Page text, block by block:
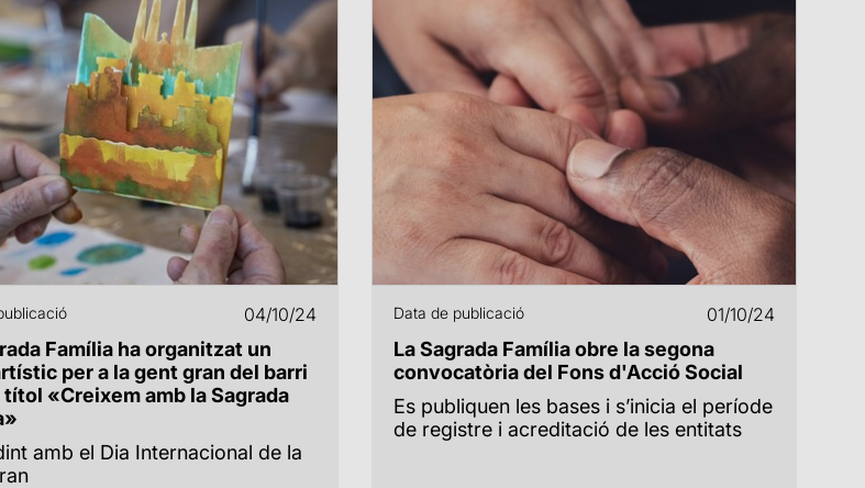
04/10/24
Família ha organitzat un
per a la gent gran del barri
títol «Creixem amb la Sagrada
amb el Dia Internacional de la
Data de publicació 01/10/24
La Sagrada Família obre la segona
convocatòria del Fons d'Acció Social
Es publiquen les bases i s’inicia el període
de registre i acreditació de les entitats